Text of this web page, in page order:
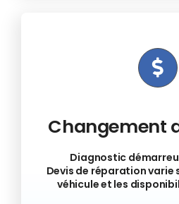
Changement
Diagnostic
Devis de réparation varie
véhicule et les